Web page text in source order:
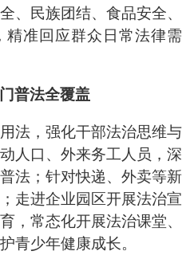
、民族团结、食品安全、
精准回应群众日常法律需
普法全覆盖
法，强化干部法治思维与
人口、外来务工人员，深
法；针对快递、外卖等新
走进企业园区开展法治宣
，常态化开展法治课堂、
青少年健康成长。